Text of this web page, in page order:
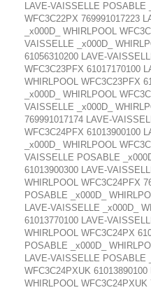
LAVE-VAISSELLE POSABLE
WFC3C22PX 769991017223
_x000D_ WHIRLPOOL
VAISSELLE _x000D_
61056310200 LAVE-
WFC3C23PFX 61017170100
WHIRLPOOL WFC3C23PFX
_x000D_ WHIRLPOOL
VAISSELLE _x000D_
769991017174 LAVE-
WFC3C24PFX 61013900100
_x000D_ WHIRLPOOL
VAISSELLE POSABLE
61013900300 LAVE-
WHIRLPOOL WFC3C24PFX
POSABLE _x000D_
LAVE-VAISSELLE _x000D_
61013770100 LAVE-
WHIRLPOOL WFC3C24PX
POSABLE _x000D_
LAVE-VAISSELLE POSABLE
WFC3C24PXUK 61013890100
WHIRLPOOL